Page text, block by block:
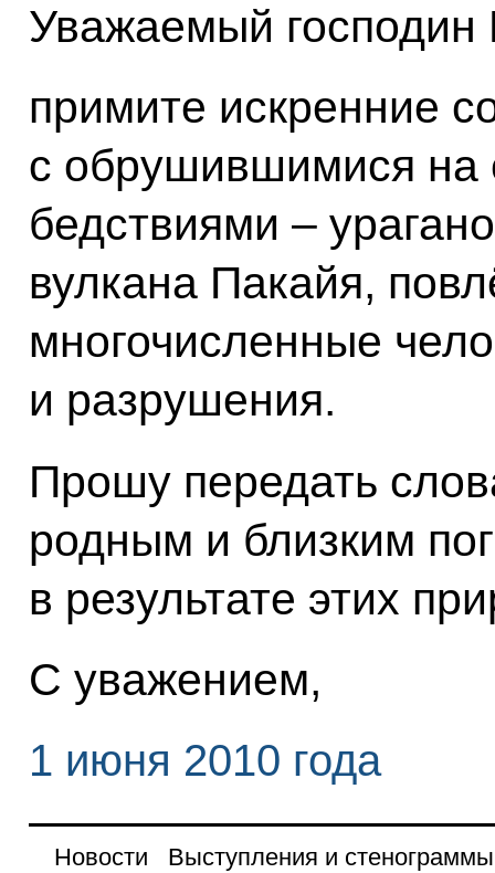
Уважаемый господин
примите искренние
с обрушившимися на
бедствиями –
вулкана Пакайя,
многочисленные
и разрушения.
Прошу передать
родным и близким
в результате этих
С уважением,
1 июня 2010 года
Новости
Выступления и стенограммы